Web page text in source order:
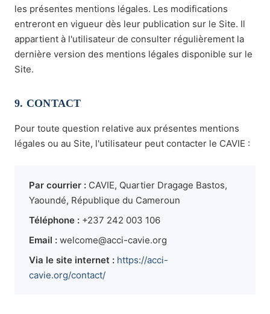
les présentes mentions légales. Les modifications
entreront en vigueur dès leur publication sur le Site. Il
appartient à l'utilisateur de consulter régulièrement la
dernière version des mentions légales disponible sur le
Site.
9. CONTACT
Pour toute question relative aux présentes mentions
légales ou au Site, l'utilisateur peut contacter le CAVIE :
Par courrier : CAVIE, Quartier Dragage Bastos,
Yaoundé, République du Cameroun
Téléphone : +237 242 003 106
Email : welcome@acci-cavie.org
Via le site internet : https://acci-
cavie.org/contact/